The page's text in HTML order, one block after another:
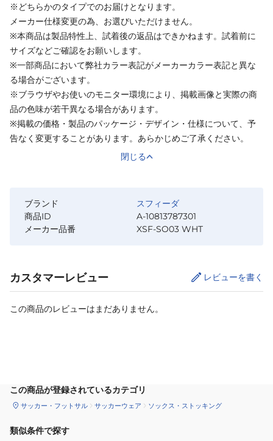
※どちらかのタイプでのお届けとなります。
メーカー仕様変更の為、お選びいただけません。
※本商品は製品特性上、試着後の返品はできかねます。試着前に
サイズなどご確認をお願いします。
※一部商品において弊社カラー表記がメーカーカラー表記と異な
る場合がございます。
※ブラウザやお使いのモニター環境により、掲載画像と実際の商
品の色味が若干異なる場合があります。
※掲載の価格・製品のパッケージ・デザイン・仕様について、予
告なく変更することがあります。あらかじめご了承ください。
閉じる
ブランド
スフィーダ
商品ID
A-10813787301
メーカー品番
XSF-SO03 WHT
カスタマーレビュー レビューを書く
この商品のレビューはまだありません。
この商品が登録されているカテゴリ
サッカー・フットサル サッカーウェア ソックス・ストッキング
類似条件で探す